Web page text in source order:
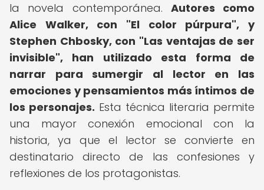
la novela contemporánea. Autores como
Alice Walker, con "El color púrpura", y
Stephen Chbosky, con "Las ventajas de ser
invisible", han utilizado esta forma de
narrar para sumergir al lector en las
emociones y pensamientos más íntimos de
los personajes. Esta técnica literaria permite
una mayor conexión emocional con la
historia, ya que el lector se convierte en
destinatario directo de las confesiones y
reflexiones de los protagonistas.